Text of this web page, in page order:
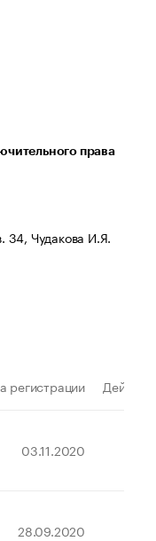
права
34, Чудакова И.Я.
регистрации
03.11.2020
28.09.2020